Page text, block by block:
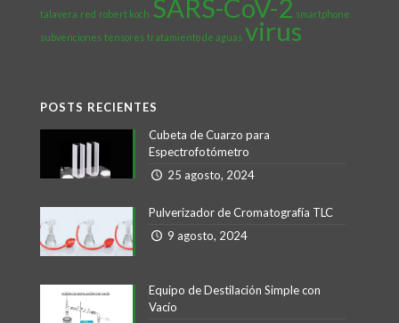
talavera red robert koch SARS-CoV-2 smartphone
subvenciones tensores tratamiento de aguas virus
POSTS RECIENTES
Cubeta de Cuarzo para
Espectrofotómetro
25 agosto, 2024
Pulverizador de Cromatografía TLC
9 agosto, 2024
Equipo de Destilación Simple con
Vacío